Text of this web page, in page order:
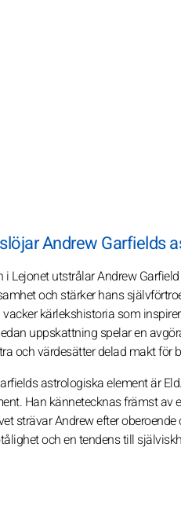
Andrew Garfields
i Lejonet utstrålar Andrew
och stärker hans
vacker kärlekshistoria som
uppskattning spelar en
och värdesätter delad makt för
astrologiska element är
Han kännetecknas främst av
strävar Andrew efter
och en tendens till